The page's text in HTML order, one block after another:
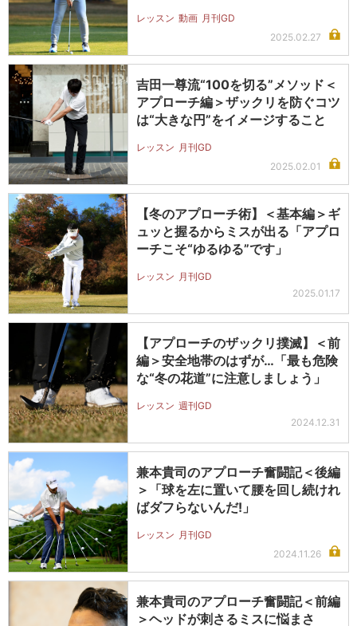
レッスン 動画 月刊GD
2025.02.27
吉田一尊流“100を切る”メソッド＜
アプローチ編＞ザックリを防ぐコツ
は“大きな円”をイメージすること
レッスン 月刊GD
2025.02.01
【冬のアプローチ術】＜基本編＞ギ
ュッと握るからミスが出る「アプロ
ーチこそ“ゆるゆる”です」
レッスン 月刊GD
2025.01.17
【アプローチのザックリ撲滅】＜前
編＞安全地帯のはずが…「最も危険
な“冬の花道”に注意しましょう」
レッスン 週刊GD
2024.12.31
兼本貴司のアプローチ奮闘記＜後編
＞「球を左に置いて腰を回し続けれ
ばダフらないんだ!」
レッスン 月刊GD
2024.11.26
兼本貴司のアプローチ奮闘記＜前編
＞ヘッドが刺さるミスに悩まさ